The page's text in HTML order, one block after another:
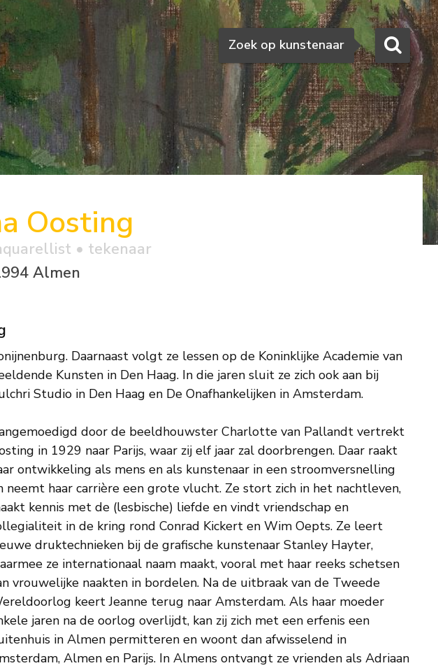
Zoeken
Zoek op kunstenaar
Oosting
• tekenaar
Almen
Daarnaast volgt ze lessen op de Koninklijke Academie van
Kunsten in Den Haag. In die jaren sluit ze zich ook aan bij
Studio in Den Haag en De Onafhankelijken in Amsterdam.
door de beeldhouwster Charlotte van Pallandt vertrekt
in 1929 naar Parijs, waar zij elf jaar zal doorbrengen. Daar raakt
ontwikkeling als mens en als kunstenaar in een stroomversnelling
neemt haar carrière een grote vlucht. Ze stort zich in het nachtleven,
kennis met de (lesbische) liefde en vindt vriendschap en
in de kring rond Conrad Kickert en Wim Oepts. Ze leert
druktechnieken bij de grafische kunstenaar Stanley Hayter,
ze internationaal naam maakt, vooral met haar reeks schetsen
vrouwelijke naakten in bordelen. Na de uitbraak van de Tweede
keert Jeanne terug naar Amsterdam. Als haar moeder
jaren na de oorlog overlijdt, kan zij zich met een erfenis een
in Almen permitteren en woont dan afwisselend in
Almen en Parijs. In Almens ontvangt ze vrienden als Adriaan